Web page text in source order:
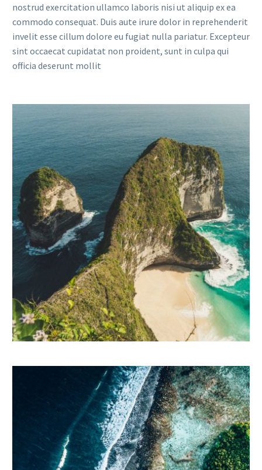
nostrud exercitation ullamco laboris nisi ut aliquip ex ea
commodo consequat. Duis aute irure dolor in reprehenderit
invelit esse cillum dolore eu fugiat nulla pariatur. Excepteur
sint occaecat cupidatat non proident, sunt in culpa qui
officia deserunt mollit